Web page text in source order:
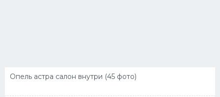
Опель астра салон внутри (45 фото)